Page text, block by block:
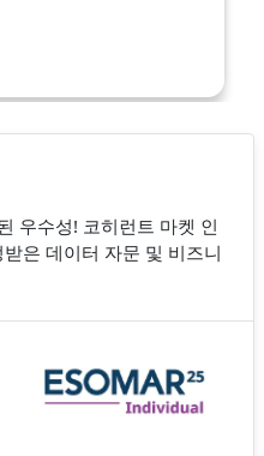
우수성! 코히런트 마켓 인
은 데이터 자문 및 비즈니